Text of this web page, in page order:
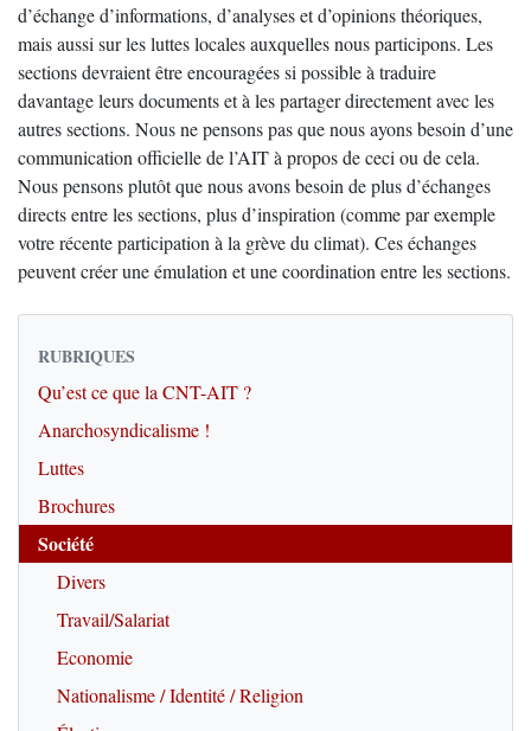
d’échange d’informations, d’analyses et d’opinions théoriques,
mais aussi sur les luttes locales auxquelles nous participons. Les
sections devraient être encouragées si possible à traduire
davantage leurs documents et à les partager directement avec les
autres sections. Nous ne pensons pas que nous ayons besoin d’une
communication officielle de l’AIT à propos de ceci ou de cela.
Nous pensons plutôt que nous avons besoin de plus d’échanges
directs entre les sections, plus d’inspiration (comme par exemple
votre récente participation à la grève du climat). Ces échanges
peuvent créer une émulation et une coordination entre les sections.
RUBRIQUES
Qu’est ce que la CNT-AIT ?
Anarchosyndicalisme !
Luttes
Brochures
Société
Divers
Travail/Salariat
Economie
Nationalisme / Identité / Religion